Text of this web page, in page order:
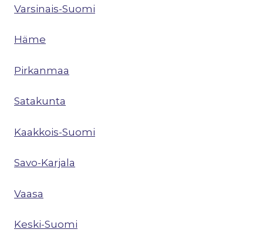
Varsinais-Suomi
Häme
Pirkanmaa
Satakunta
Kaakkois-Suomi
Savo-Karjala
Vaasa
Keski-Suomi